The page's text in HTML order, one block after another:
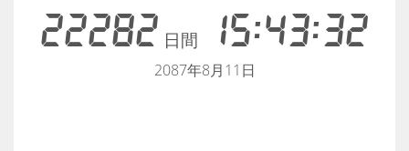
22282 日間 15:43:32
2087年8月11日